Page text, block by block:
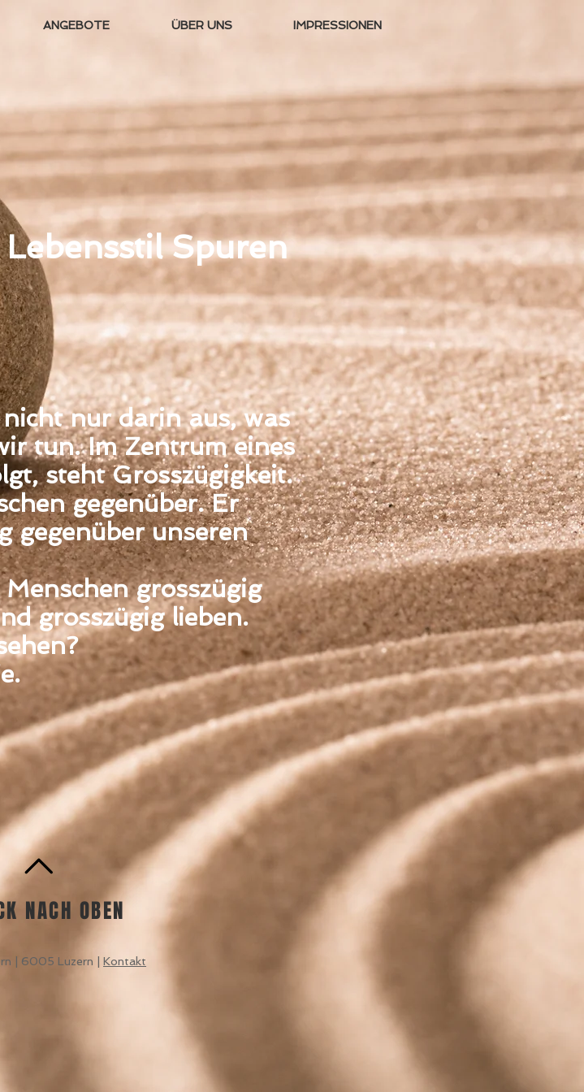
ANGEBOTE ÜBER UNS IMPRESSIONEN
Spuren
nur darin aus, was
tun. Im Zentrum eines
steht Grosszügigkeit.
gegenüber. Er
gegenüber unseren
grosszügig
grosszügig lieben.
NACH OBEN
| 6005 Luzern | Kontakt